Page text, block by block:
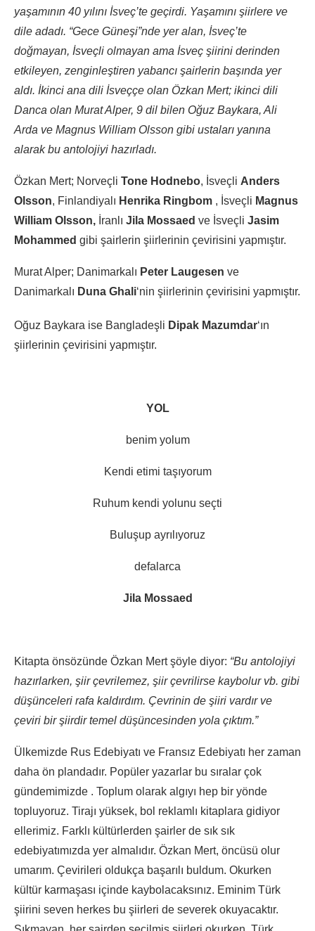
yaşamının 40 yılını İsveç’te geçirdi. Yaşamını şiirlere ve
dile adadı. “Gece Güneşi”nde yer alan, İsveç’te
doğmayan, İsveçli olmayan ama İsveç şiirini derinden
etkileyen, zenginleştiren yabancı şairlerin başında yer
aldı. İkinci ana dili İsveççe olan Özkan Mert; ikinci dili
Danca olan Murat Alper, 9 dil bilen Oğuz Baykara, Ali
Arda ve Magnus William Olsson gibi ustaları yanına
alarak bu antolojiyi hazırladı.
Özkan Mert; Norveçli Tone Hodnebo, İsveçli Anders
Olsson, Finlandiyalı Henrika Ringbom , İsveçli Magnus
William Olsson, İranlı Jila Mossaed ve İsveçli Jasim
Mohammed gibi şairlerin şiirlerinin çevirisini yapmıştır.
Murat Alper; Danimarkalı Peter Laugesen ve
Danimarkalı Duna Ghali‘nin şiirlerinin çevirisini yapmıştır.
Oğuz Baykara ise Bangladeşli Dipak Mazumdar‘ın
şiirlerinin çevirisini yapmıştır.
YOL
benim yolum
Kendi etimi taşıyorum
Ruhum kendi yolunu seçti
Buluşup ayrılıyoruz
defalarca
Jila Mossaed
Kitapta önsözünde Özkan Mert şöyle diyor: “Bu antolojiyi
hazırlarken, şiir çevrilemez, şiir çevrilirse kaybolur vb. gibi
düşünceleri rafa kaldırdım. Çevrinin de şiiri vardır ve
çeviri bir şiirdir temel düşüncesinden yola çıktım.”
Ülkemizde Rus Edebiyatı ve Fransız Edebiyatı her zaman
daha ön plandadır. Popüler yazarlar bu sıralar çok
gündemimizde . Toplum olarak algıyı hep bir yönde
topluyoruz. Tirajı yüksek, bol reklamlı kitaplara gidiyor
ellerimiz. Farklı kültürlerden şairler de sık sık
edebiyatımızda yer almalıdır. Özkan Mert, öncüsü olur
umarım. Çevirileri oldukça başarılı buldum. Okurken
kültür karmaşası içinde kaybolacaksınız. Eminim Türk
şiirini seven herkes bu şiirleri de severek okuyacaktır.